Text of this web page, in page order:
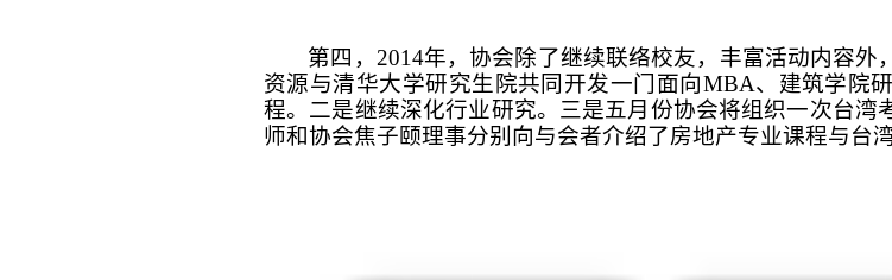
第四，2014年，协会除了继续联络校友，丰富活动内容
资源与清华大学研究生院共同开发一门面向MBA、建筑学院
程。二是继续深化行业研究。三是五月份协会将组织一次台
师和协会焦子颐理事分别向与会者介绍了房地产专业课程与台